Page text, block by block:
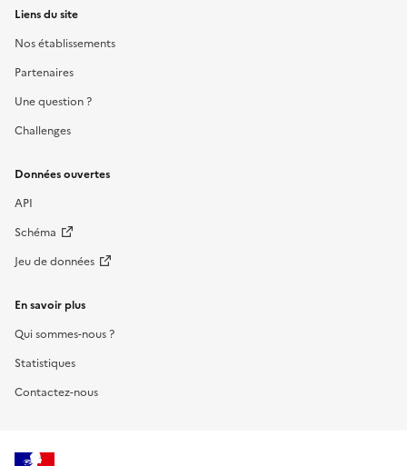
Liens du site
Nos établissements
Partenaires
Une question ?
Challenges
Données ouvertes
API
Schéma
Jeu de données
En savoir plus
Qui sommes-nous ?
Statistiques
Contactez-nous